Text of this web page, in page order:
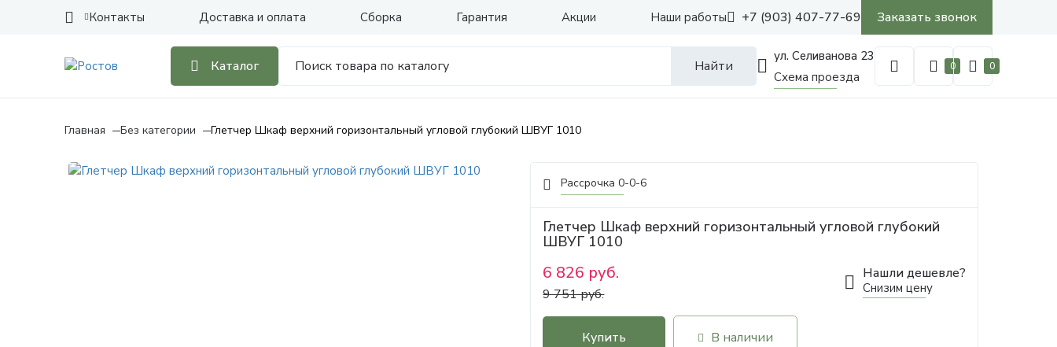
Контакты Доставка и оплата Сборка Гарантия Наши работы
Акции +7 (903) 407-77-69 Заказать звонок
Каталог Найти
ул. Селиванова 23
Схема проезда
0 0
Главная Без категории Глетчер Шкаф верхний горизонтальный угловой глубокий ШВУГ 1010
Рассрочка 0-0-6
Глетчер Шкаф верхний горизонтальный угловой глубокий
ШВУГ 1010
6 826 руб.
9 751 руб.
Нашли дешевле?
Снизим цену
Купить В наличии